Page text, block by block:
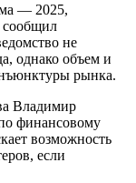
— 2025,
сообщил
не
однако объем и
рынка.
Владимир
финансовому
возможность
если